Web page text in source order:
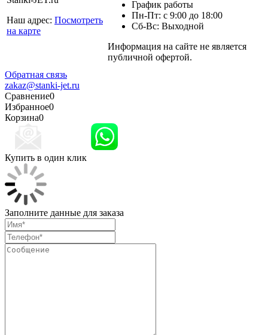
Наш адрес: Посмотреть
на карте
График работы
Пн-Пт: с 9:00 до 18:00
Сб-Вс: Выходной
Информация на сайте не является
публичной офертой.
Обратная связь
zakaz@stanki-jet.ru
Сравнение0
Избранное0
Корзина0
Купить в один клик
Заполните данные для заказа